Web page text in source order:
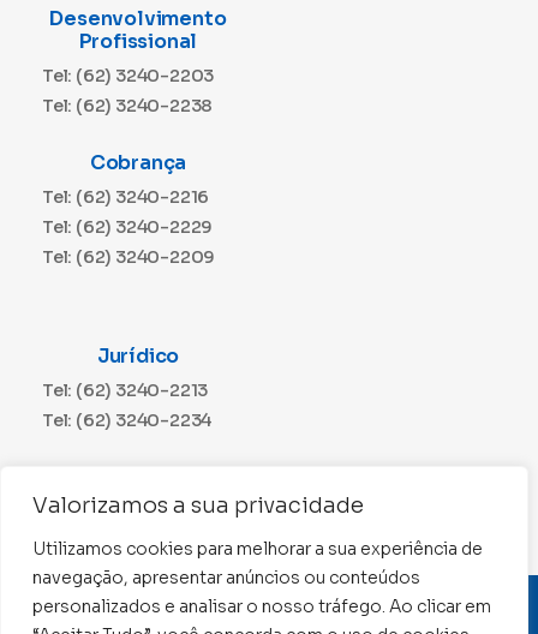
Valorizamos a sua privacidade
Utilizamos cookies para melhorar a sua experiência de
navegação, apresentar anúncios ou conteúdos
personalizados e analisar o nosso tráfego. Ao clicar em
Desenvolvimento
Profissional
Tel: (62) 3240-2203
Tel: (62) 3240-2238
Cobrança
Tel: (62) 3240-2216
Tel: (62) 3240-2229
Tel: (62) 3240-2209
Jurídico
Tel: (62) 3240-2213
Tel: (62) 3240-2234
Tel: (62) 3240-2230
CNPJ: 01.015.676/0001-11